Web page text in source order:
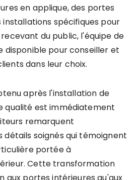
en applique, des portes
installations spécifiques pour
du public, l'équipe de
disponible pour conseiller et
dans leur choix.
après l'installation de
qualité est immédiatement
remarquent
soignés qui témoignent
portée à
Cette transformation